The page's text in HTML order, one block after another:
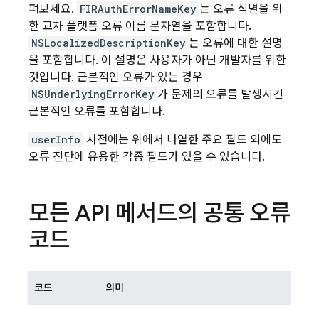
펴보세요. FIRAuthErrorNameKey 는 오류 식별을 위
한 교차 플랫폼 오류 이름 문자열을 포함합니다.
NSLocalizedDescriptionKey 는 오류에 대한 설명
을 포함합니다. 이 설명은 사용자가 아닌 개발자를 위한
것입니다. 근본적인 오류가 있는 경우
NSUnderlyingErrorKey 가 문제의 오류를 발생시킨
근본적인 오류를 포함합니다.
userInfo 사전에는 위에서 나열한 주요 필드 외에도
오류 진단에 유용한 각종 필드가 있을 수 있습니다.
모든 API 메서드의 공통 오류
코드
코드 의미